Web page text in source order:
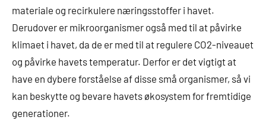
materiale og recirkulere næringsstoffer i havet.
Derudover er mikroorganismer også med til at påvirke
klimaet i havet, da de er med til at regulere CO2-niveauet
og påvirke havets temperatur. Derfor er det vigtigt at
have en dybere forståelse af disse små organismer, så vi
kan beskytte og bevare havets økosystem for fremtidige
generationer.